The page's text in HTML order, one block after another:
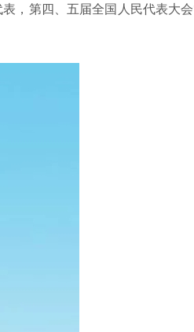
，第四、五届全国人民代表大